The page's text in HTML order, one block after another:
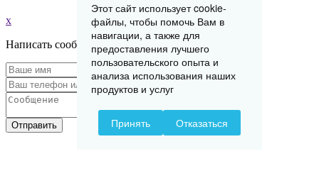
x
Написать сообщение
Отправить
Этот сайт использует cookie-
файлы, чтобы помочь Вам в
навигации, а также для
предоставления лучшего
пользовательского опыта и
анализа использования наших
продуктов и услуг
Принять Отказаться